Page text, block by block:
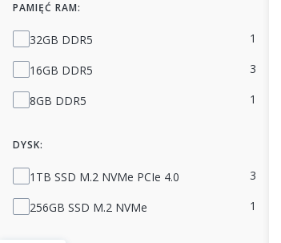
PAMIĘĆ RAM:
Pamięć RAM:
32GB DDR5 1
16GB DDR5 3
8GB DDR5 1
DYSK:
Dysk:1TB SSD M.2 NVMe PCIe 4.0 3
256GB SSD M.2 NVMe 1